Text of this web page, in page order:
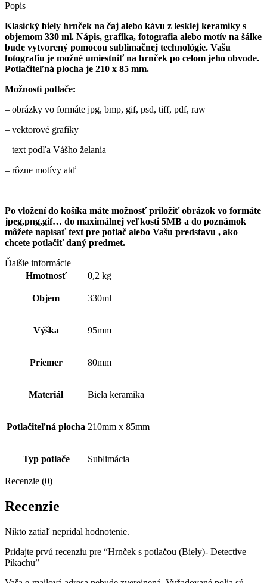
Popis
Klasický biely hrnček na čaj alebo kávu z lesklej keramiky s
objemom 330 ml. Nápis, grafika, fotografia alebo motív na šálke
bude vytvorený pomocou sublimačnej technológie. Vašu
fotografiu je možné umiestniť na hrnček po celom jeho obvode.
Potlačiteľná plocha je 210 x 85 mm.
Možnosti potlače:
– obrázky vo formáte jpg, bmp, gif, psd, tiff, pdf, raw
– vektorové grafiky
– text podľa Vášho želania
– rôzne motívy atď
Po vložení do košíka máte možnosť priložiť obrázok vo formáte
jpeg,png,gif… do maximálnej veľkosti 5MB a do poznámok
môžete napísať text pre potlač alebo Vašu predstavu , ako
chcete potlačiť daný predmet.
Ďalšie informácie
Hmotnosť
0,2 kg
Objem 330ml
Výška 95mm
Priemer 80mm
Materiál Biela keramika
Potlačiteľná plocha 210mm x 85mm
Typ potlače Sublimácia
Recenzie (0)
Recenzie
Nikto zatiaľ nepridal hodnotenie.
Pridajte prvú recenziu pre “Hrnček s potlačou (Biely)- Detective
Pikachu”